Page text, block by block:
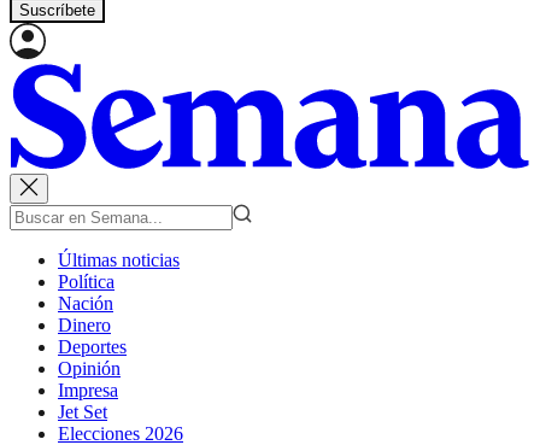
Suscríbete
Últimas noticias
Política
Nación
Dinero
Deportes
Opinión
Impresa
Jet Set
Elecciones 2026